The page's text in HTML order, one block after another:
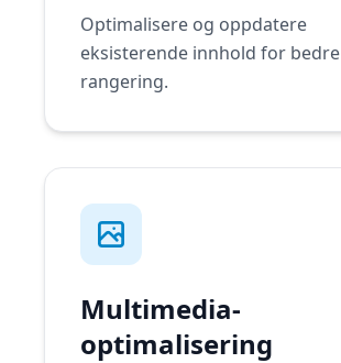
Optimalisere og oppdatere
eksisterende innhold for bedre
rangering.
Multimedia-
optimalisering